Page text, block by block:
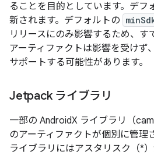
ることを目的としています。デフ
新されます。デフォルトの
リリースにのみ影響するため、す
アーティファクトは影響を受けず
サポートする可能性があります。
Jetpack ライブラリ
一部の AndroidX ライブラリ（
のアーティファクトが個別に管理
ライブラリにはアスタリスク（*